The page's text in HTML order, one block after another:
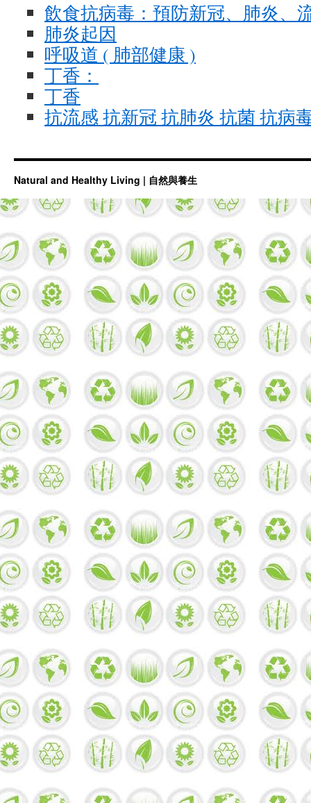
飲食抗病毒：預防新冠、肺炎、
肺炎起因
呼吸道 ( 肺部健康 )
丁香：
丁香
抗流感 抗新冠 抗肺炎 抗菌 抗病
Natural and Healthy Living | 自然與養生